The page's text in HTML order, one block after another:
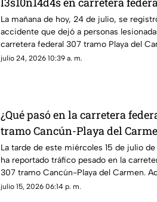
tramo Playa del Carmen -
Esto se sabe del choque
La mañana de hoy, 24 de julio, se
accidente que dejó a personas
carretera federal 307 tramo Playa del
Cancún.
julio 24, 2026 10:39 a. m.
¿Qué pasó en la carretera
tramo Cancún-Playa del
Reportan tráfico pesado la tarde
miércoles 15 de julio; esto se
La tarde de este miércoles 15 de julio
ha reportado tráfico pesado en la
307 tramo Cancún-Playa del Carmen.
detalles.
julio 15, 2026 06:14 p. m.